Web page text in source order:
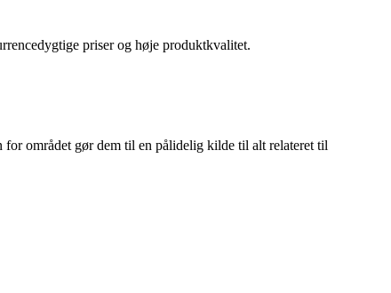
priser og høje produktkvalitet.
for området gør dem til en pålidelig kilde til alt relateret til